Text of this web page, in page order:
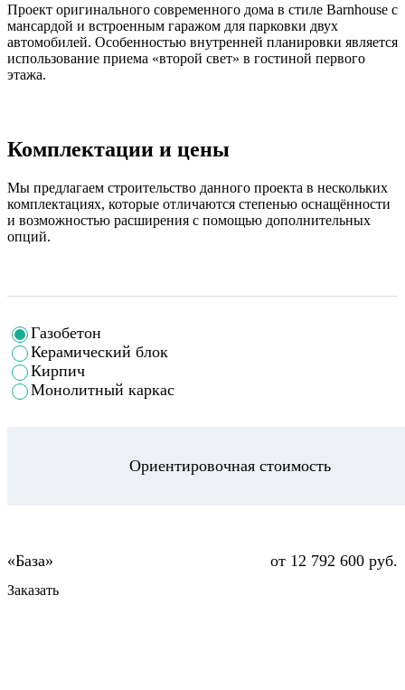
Проект оригинального современного дома в стиле Barnhouse с
мансардой и встроенным гаражом для парковки двух
автомобилей. Особенностью внутренней планировки является
использование приема «второй свет» в гостиной первого
этажа.
Комплектации и цены
Мы предлагаем строительство данного проекта в нескольких
комплектациях, которые отличаются степенью оснащённости
и возможностью расширения с помощью дополнительных
опций.
Газобетон
Керамический блок
Кирпич
Монолитный каркас
Ориентировочная стоимость
от 12 792 600 руб.
Заказать